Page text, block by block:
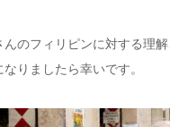
のフィリピンに対する理解
りましたら幸いです。